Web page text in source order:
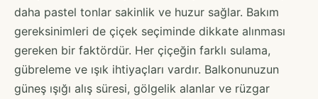
daha pastel tonlar sakinlik ve huzur sağlar. Bakım
gereksinimleri de çiçek seçiminde dikkate alınması
gereken bir faktördür. Her çiçeğin farklı sulama,
gübreleme ve ışık ihtiyaçları vardır. Balkonunuzun
güneş ışığı alış süresi, gölgelik alanlar ve rüzgar